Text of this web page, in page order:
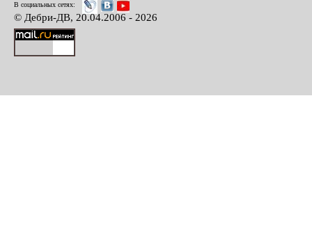
В социальных сетях:
© Дебри-ДВ, 20.04.2006 - 2026